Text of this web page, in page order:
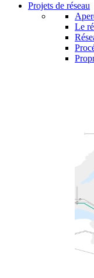
Projets de réseau
Le